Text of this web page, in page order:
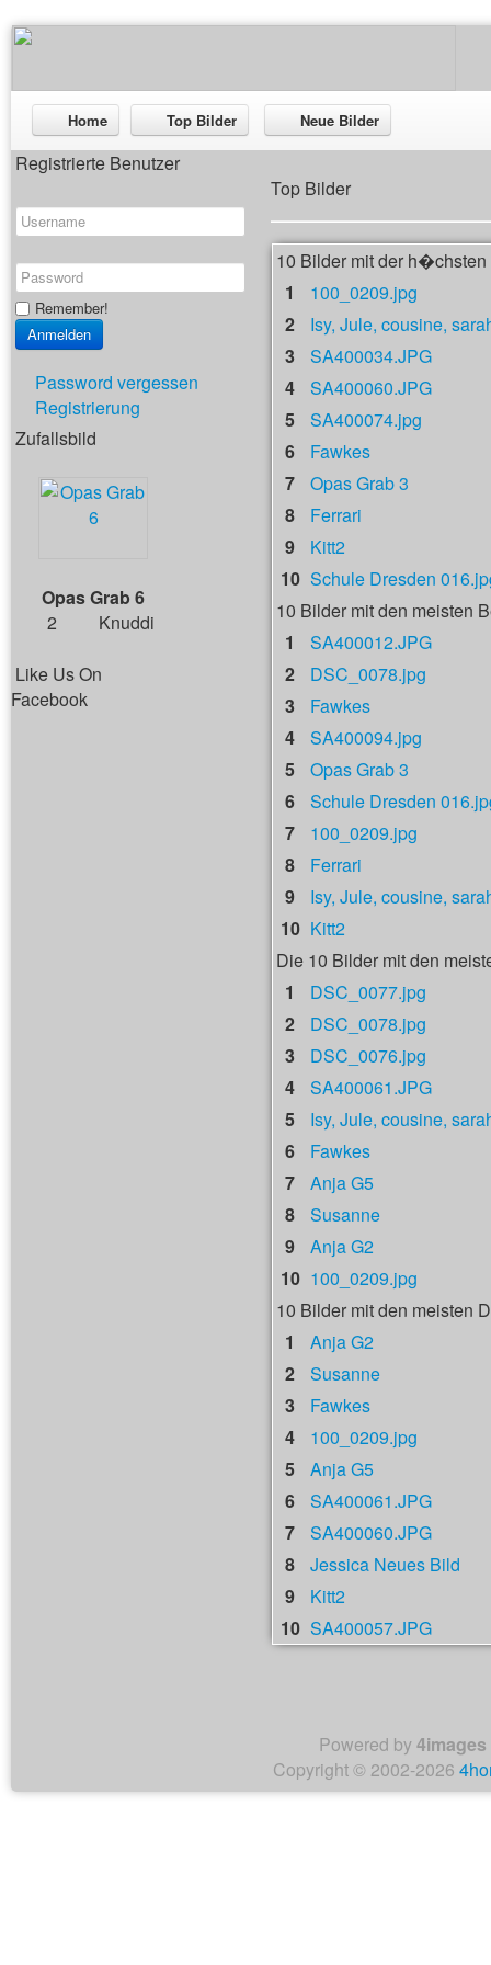
Home Top Bilder Neue Bilder
Registrierte Benutzer
Remember!
Password vergessen
Registrierung
Zufallsbild
Opas Grab 6
2
Knuddi
Like Us On
Facebook
Top Bilder
10 Bilder mit der
1
100_0209.jpg
2
Isy, Jule, cousine,
3
SA400034.JPG
4
SA400060.JPG
5
SA400074.jpg
6
Fawkes
7
Opas Grab 3
8
Ferrari
9
Kitt2
10 Schule Dresden
10 Bilder mit den meisten
1
SA400012.JPG
2
DSC_0078.jpg
3
Fawkes
4
SA400094.jpg
5
Opas Grab 3
6
Schule Dresden
7
100_0209.jpg
8
Ferrari
9
Isy, Jule, cousine,
10 Kitt2
Die 10 Bilder mit den
1
DSC_0077.jpg
2
DSC_0078.jpg
3
DSC_0076.jpg
4
SA400061.JPG
5
Isy, Jule, cousine,
6
Fawkes
7
Anja G5
8
Susanne
9
Anja G2
10 100_0209.jpg
10 Bilder mit den meisten
1
Anja G2
2
Susanne
3
Fawkes
4
100_0209.jpg
5
Anja G5
6
SA400061.JPG
7
SA400060.JPG
8
Jessica Neues Bild
9
Kitt2
10 SA400057.JPG
Powered by4images
Copyright © 2002-2026